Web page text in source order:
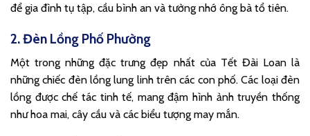
để gia đình tụ tập, cầu bình an và tưởng nhớ ông bà tổ tiên.
2. Đèn Lồng Phố Phường
Một trong những đặc trưng đẹp nhất của Tết Đài Loan là
những chiếc đèn lồng lung linh trên các con phố. Các loại đèn
lồng được chế tác tinh tế, mang đậm hình ảnh truyền thống
như hoa mai, cây cầu và các biểu tượng may mắn.